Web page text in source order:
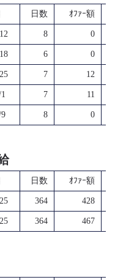
日数 ｵﾌｧｰ額
8 0
6 0
7 12
7 11
8 0
日数 ｵﾌｧｰ額
364 428
364 467